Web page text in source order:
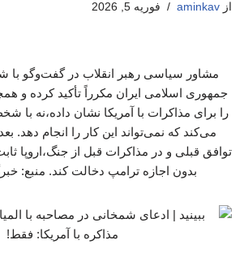
از aminkav فوریه 5, 2026
مشاور سیاسی رهبر انقلاب در گفت‌وگو با
جمهوری اسلامی ایران مکرراً تأکید کرده و
را برای مذاکرات با آمریکا نشان داده،نه با
می‌کند که نمی‌تواند این کار را انجام دهد.
توافق قبلی و در مذاکرات قبل از جنگ،اروپا
بدون اجازه ترامپ دخالت کند. منبع: